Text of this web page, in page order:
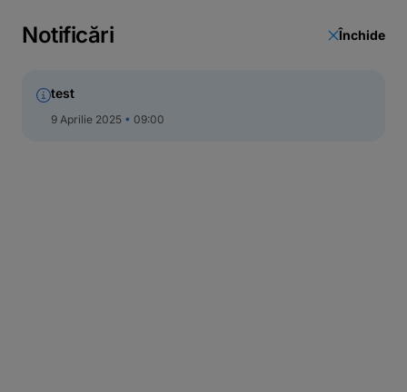
Notificări Închide
test
9 Aprilie 2025 09:00